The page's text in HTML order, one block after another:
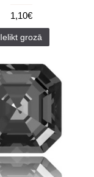
1,10€
Ielikt grozā